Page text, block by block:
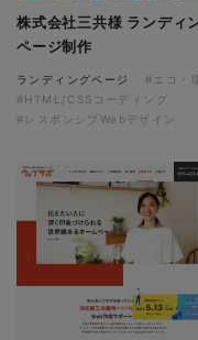
株式会社三共様 ランディ
ページ制作
ランディングページ
#エコ・
#HTML/CSSコーディング
#レスポンシブWebデザイン